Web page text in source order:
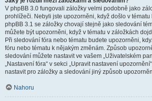
V phpBB 3.0 fungovali záložky velmi podobně jako
prohlížeči. Nebyli jste upozorněni, když došlo v tématu
phpBB 3.1 se záložky chovají stejně jako sledování
můžete být upozorněni, když v tématu v záložkách
Při sledování fóra nebo tématu budete upozorněni,
fóru nebo tématu k nějakým změnám. Způsob
sledování můžete nastavit ve vašem „Uživatelském
„Nastavení fóra“ v sekci „Upravit nastavení
nastavit pro záložky a sledování jiný způsob
Nahoru